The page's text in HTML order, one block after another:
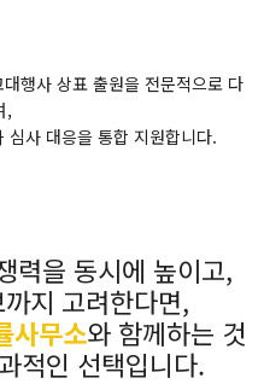
대행사 상표 출원을 전문적으로 다
,
심사 대응을 통합 지원합니다.
력을 동시에 높이고,
지 고려한다면,
사무소와 함께하는 것
적인 선택입니다.